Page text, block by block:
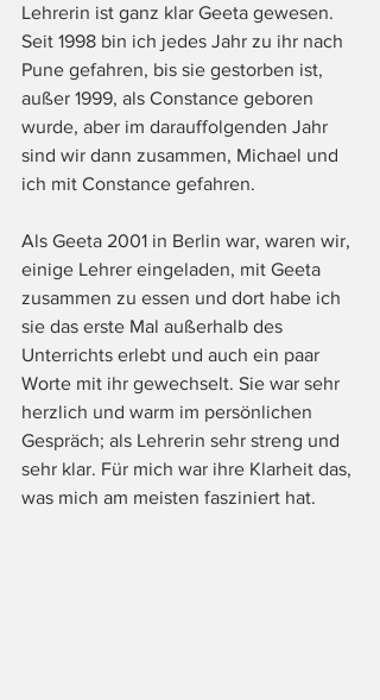
Lehrerin ist ganz klar Geeta gewesen.
Seit 1998 bin ich jedes Jahr zu ihr nach
Pune gefahren, bis sie gestorben ist,
außer 1999, als Constance geboren
wurde, aber im darauffolgenden Jahr
sind wir dann zusammen, Michael und
ich mit Constance gefahren.
Als Geeta 2001 in Berlin war, waren wir,
einige Lehrer eingeladen, mit Geeta
zusammen zu essen und dort habe ich
sie das erste Mal außerhalb des
Unterrichts erlebt und auch ein paar
Worte mit ihr gewechselt. Sie war sehr
herzlich und warm im persönlichen
Gespräch; als Lehrerin sehr streng und
sehr klar. Für mich war ihre Klarheit das,
was mich am meisten fasziniert hat.